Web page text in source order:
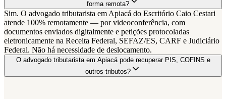
forma remota?
Sim. O advogado tributarista em Apiacá do Escritório Caio Cestari
atende 100% remotamente — por videoconferência, com
documentos enviados digitalmente e petições protocoladas
eletronicamente na Receita Federal, SEFAZ/ES, CARF e Judiciário
Federal. Não há necessidade de deslocamento.
O advogado tributarista em Apiacá pode recuperar PIS, COFINS e
outros tributos?